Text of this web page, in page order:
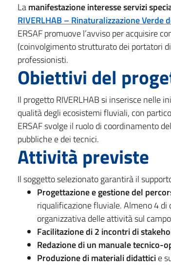
Lamanifestazione interesse servizi
RIVERLHAB – Rinaturalizzazione Verde
ERSAF promuove l’avviso per acquisire
(coinvolgimento strutturato dei portatori
professionisti.
Obiettivi del
Il progetto RIVERLHAB si inserisce nelle
qualità degli ecosistemi fluviali, con
ERSAF svolge il ruolo di coordinamento
pubbliche e dei tecnici.
Attività previste
Il soggetto selezionato garantirà il
Progettazione e gestione del
riqualificazione fluviale. Almeno 4
organizzativa delle attività sul campo
Facilitazione di 2 incontri di
Redazione di un manuale tecnico-
Produzione di materiali didatticie